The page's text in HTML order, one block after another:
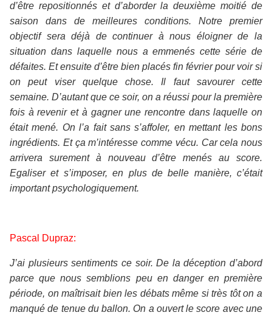
d’être repositionnés et d’aborder la deuxième moitié de
saison dans de meilleures conditions. Notre premier
objectif sera déjà de continuer à nous éloigner de la
situation dans laquelle nous a emmenés cette série de
défaites. Et ensuite d’être bien placés fin février pour voir si
on peut viser quelque chose. Il faut savourer cette
semaine. D’autant que ce soir, on a réussi pour la première
fois à revenir et à gagner une rencontre dans laquelle on
était mené. On l’a fait sans s’affoler, en mettant les bons
ingrédients. Et ça m’intéresse comme vécu. Car cela nous
arrivera surement à nouveau d’être menés au score.
Egaliser et s’imposer, en plus de belle manière, c’était
important psychologiquement.
Pascal Dupraz:
J’ai plusieurs sentiments ce soir. De la déception d’abord
parce que nous semblions peu en danger en première
période, on maîtrisait bien les débats même si très tôt on a
manqué de tenue du ballon. On a ouvert le score avec une